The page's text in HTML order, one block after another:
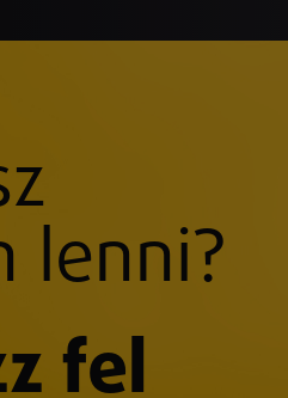
lenni?
fel